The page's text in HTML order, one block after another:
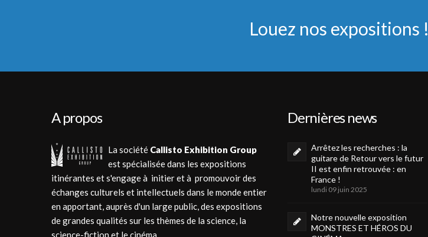
Louez nos expositions !
A propos
La société Callisto Exhibition Group
est spécialisée dans les expositions
itinérantes et s'engage à initier et à promouvoir des
échanges culturels et intellectuels dans le monde entier
en apportant, auprès d'un large public, des expositions
de grandes qualités sur les thèmes de la science, la
science-fiction et le cinéma.
Dernières news
Arrêtez les recherches : la
guitare de Retour vers le futur
II est enfin retrouvée : en
France !
lundi 09 juin 2025
Notre nouvelle exposition
MONSTRES ET HÉROS DU